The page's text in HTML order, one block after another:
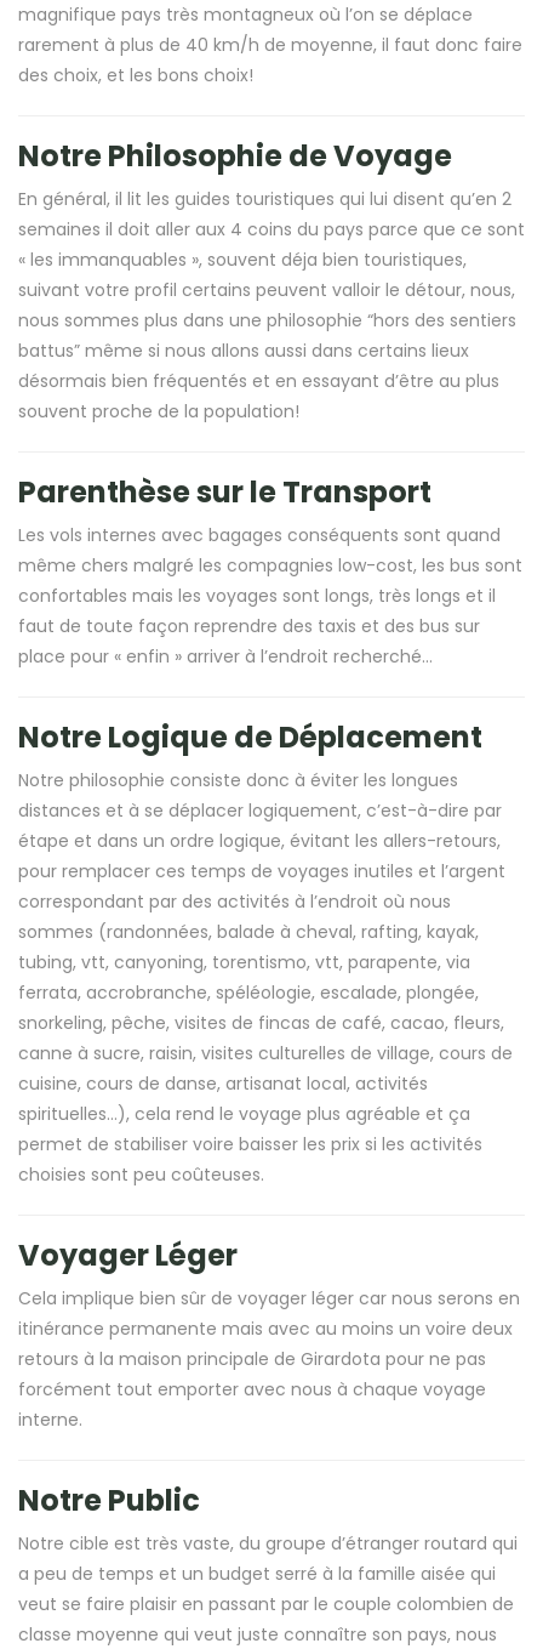
magnifique pays très montagneux où l’on se déplace
rarement à plus de 40 km/h de moyenne, il faut donc faire
des choix, et les bons choix!
Notre Philosophie de Voyage
En général, il lit les guides touristiques qui lui disent qu’en 2
semaines il doit aller aux 4 coins du pays parce que ce sont
« les immanquables », souvent déja bien touristiques,
suivant votre profil certains peuvent valloir le détour, nous,
nous sommes plus dans une philosophie “hors des sentiers
battus” même si nous allons aussi dans certains lieux
désormais bien fréquentés et en essayant d’être au plus
souvent proche de la population!
Parenthèse sur le Transport
Les vols internes avec bagages conséquents sont quand
même chers malgré les compagnies low-cost, les bus sont
confortables mais les voyages sont longs, très longs et il
faut de toute façon reprendre des taxis et des bus sur
place pour « enfin » arriver à l’endroit recherché…
Notre Logique de Déplacement
Notre philosophie consiste donc à éviter les longues
distances et à se déplacer logiquement, c’est-à-dire par
étape et dans un ordre logique, évitant les allers-retours,
pour remplacer ces temps de voyages inutiles et l’argent
correspondant par des activités à l’endroit où nous
sommes (randonnées, balade à cheval, rafting, kayak,
tubing, vtt, canyoning, torentismo, vtt, parapente, via
ferrata, accrobranche, spéléologie, escalade, plongée,
snorkeling, pêche, visites de fincas de café, cacao, fleurs,
canne à sucre, raisin, visites culturelles de village, cours de
cuisine, cours de danse, artisanat local, activités
spirituelles…), cela rend le voyage plus agréable et ça
permet de stabiliser voire baisser les prix si les activités
choisies sont peu coûteuses.
Voyager Léger
Cela implique bien sûr de voyager léger car nous serons en
itinérance permanente mais avec au moins un voire deux
retours à la maison principale de Girardota pour ne pas
forcément tout emporter avec nous à chaque voyage
interne.
Notre Public
Notre cible est très vaste, du groupe d’étranger routard qui
a peu de temps et un budget serré à la famille aisée qui
veut se faire plaisir en passant par le couple colombien de
classe moyenne qui veut juste connaître son pays, nous